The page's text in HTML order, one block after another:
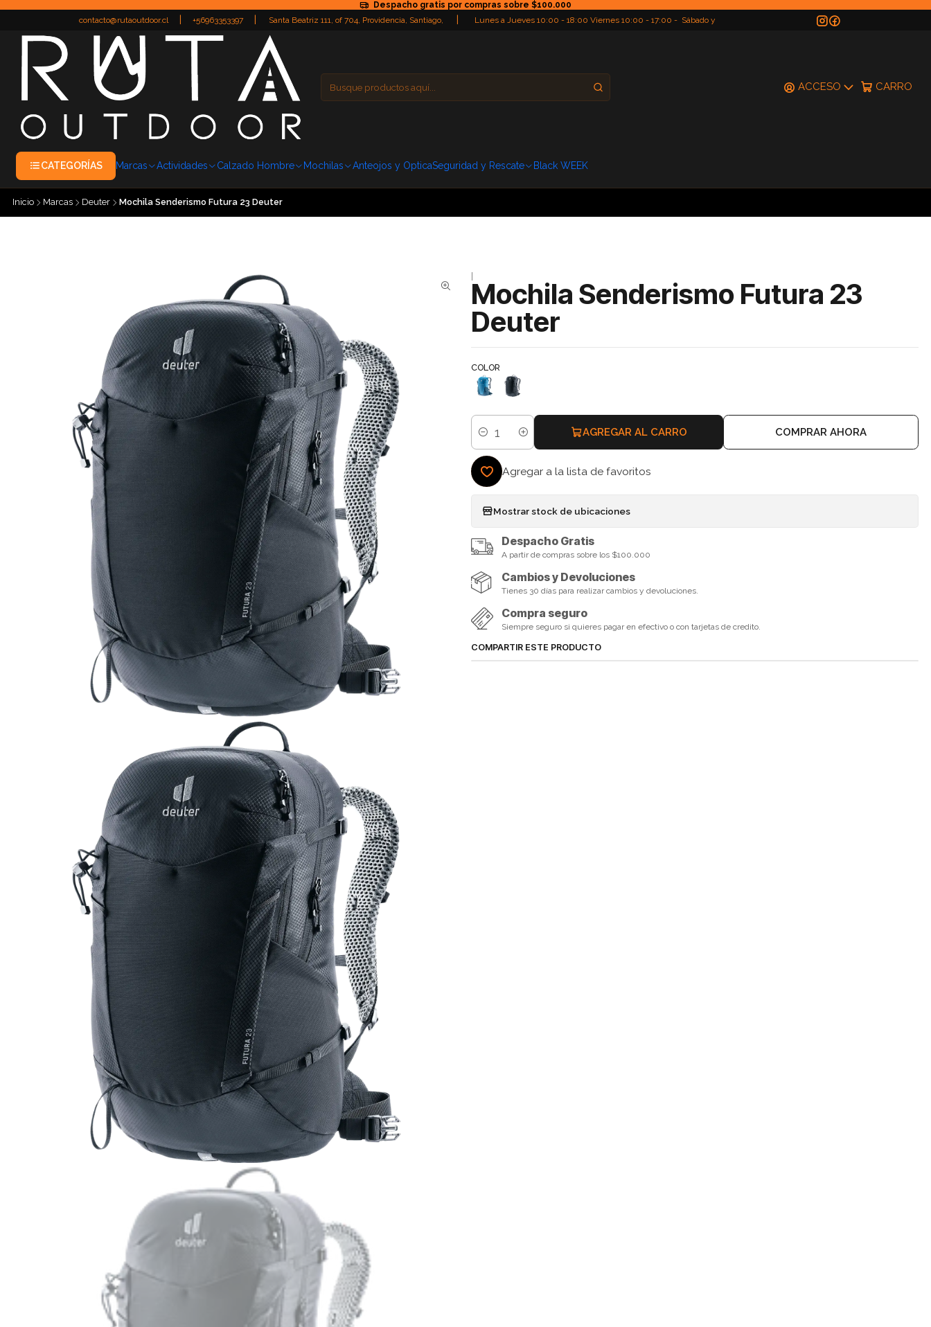
Despacho gratis por compras sobre $100.000
contacto@rutaoutdoor.cl
+56963353397
Santa Beatriz 111, of 704, Providencia, Santiago,
Lunes a Jueves 10:00 - 18:00 Viernes 10:00 - 17:00 - Sábado y
ACCESO CARRO
CATEGORÍAS Marcas Actividades Calzado Hombre Mochilas Anteojos y OpticaSeguridad y Rescate Black WEEK
Inicio Marcas Deuter Mochila Senderismo Futura 23 Deuter
|
Mochila Senderismo Futura 23
Deuter
COLOR
Cantidad
AGREGAR AL CARRO COMPRAR AHORA
Agregar a la lista de favoritos
Mostrar stock de ubicaciones
Despacho Gratis
A partir de compras sobre los $100.000
Cambios y Devoluciones
Tienes 30 días para realizar cambios y devoluciones.
Compra seguro
Siempre seguro si quieres pagar en efectivo o con tarjetas de credito.
COMPARTIR ESTE PRODUCTO